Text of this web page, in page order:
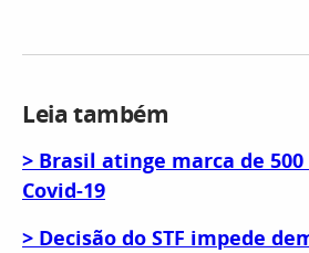
Leia também
> Brasil atinge marca de
Covid-19
> Decisão do STF impede